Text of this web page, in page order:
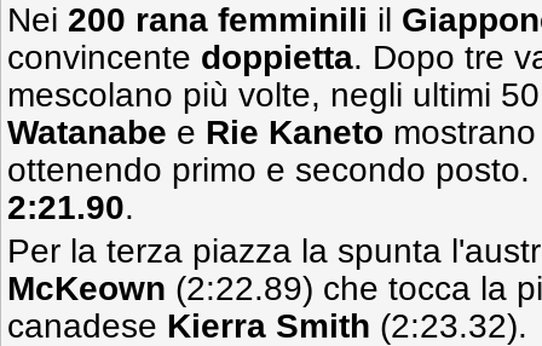
Nei 200 rana femminili il
convincente doppietta. Dopo tre
mescolano più volte, negli ultimi
Watanabe e Rie Kaneto
ottenendo primo e secondo
2:21.90.
Per la terza piazza la spunta
McKeown (2:22.89) che tocca la
canadese Kierra Smith (2:23.32).